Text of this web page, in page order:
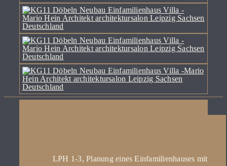
LPH 1-3, Planung eines Einfamilienhauses mit